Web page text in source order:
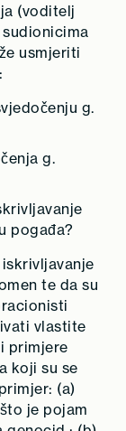
(voditelj
usmjeriti
g.
g.
pogađa?
te da su
vlastite
primjere
koji su se
(a)
je pojam